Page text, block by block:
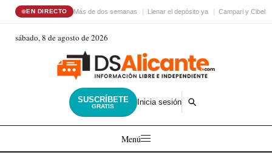
EN DIRECTO Más de dos semanas Llenar el depósito ya Campari y
sábado, 8 de agosto de 2026
SUSCRÍBETE
GRATIS Inicia sesión
Menú